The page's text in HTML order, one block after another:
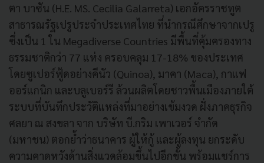
ตา บาซัน (H.E. MS. Cecilia Galarreta) เอกอัครราชทูต
สาธารณรัฐเปรูประจำประเทศไทย ที่นำกรณีศึกษาจากเปรู
ซึ่งเป็น 1 ใน Megadiverse Countries มีพื้นที่คุ้มครองทาง
ธรรมชาติกว่า 77 แห่ง ครอบคลุม 17-18% ของประเทศ
โดยซูเปอร์ฟู้ดอย่างคีนัว (Quinoa), มาคา (Maca), กาแฟ
ออร์แกนิก และบลูเบอร์รี ล้วนผลิตโดยชาวพื้นเมืองภายใต้
ระบบที่บันทึกประวัติแหล่งที่มาอย่างเข้มงวด ฝั่งภาคธุรกิจ
ศลยา ณ สงขลา จาก บริษัท บี.กริม เพาเวอร์ จำกัด
(มหาชน) ตอกย้ำว่าธนาคาร ผู้ให้กู้ และผู้ลงทุน ยกระดับ
ความคาดหวังด้านสิ่งแวดล้อมขึ้นไปอีกขั้น พร้อมแชร์การ